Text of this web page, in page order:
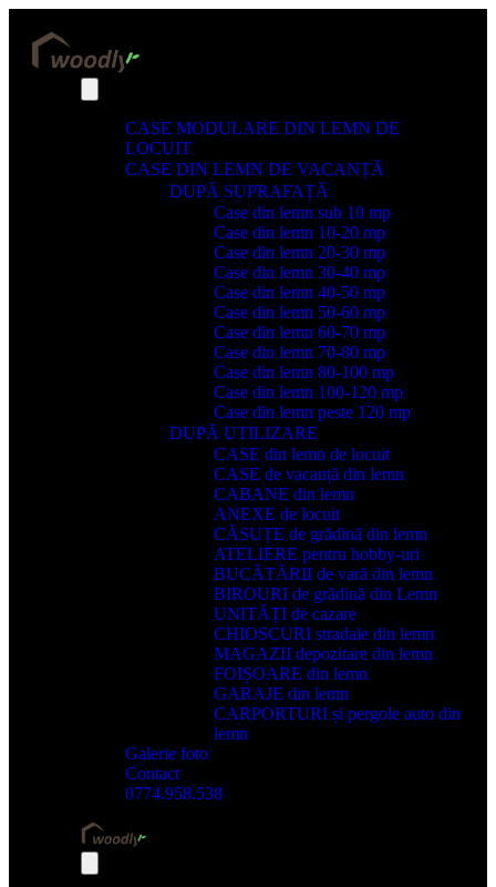
CASE MODULARE DIN LEMN DE
LOCUIT
CASE DIN LEMN DE VACANȚĂ
DUPĂ SUPRAFAȚĂ
Case din lemn sub 10 mp
Case din lemn 10-20 mp
Case din lemn 20-30 mp
Case din lemn 30-40 mp
Case din lemn 40-50 mp
Case din lemn 50-60 mp
Case din lemn 60-70 mp
Case din lemn 70-80 mp
Case din lemn 80-100 mp
Case din lemn 100-120 mp
Case din lemn peste 120 mp
DUPĂ UTILIZARE
CASE din lemn de locuit
CASE de vacanță din lemn
CABANE din lemn
ANEXE de locuit
CĂSUȚE de grădină din lemn
ATELIERE pentru hobby-uri
BUCĂTĂRII de vară din lemn
BIROURI de grădină din Lemn
UNITĂȚI de cazare
CHIOSCURI stradale din lemn
MAGAZII depozitare din lemn
FOIȘOARE din lemn
GARAJE din lemn
CARPORTURI și pergole auto din
lemn
Galerie foto
Contact
0774.958.538